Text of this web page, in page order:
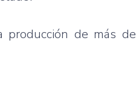
producción de más de